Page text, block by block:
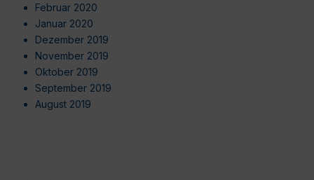
Februar 2020
Januar 2020
Dezember 2019
November 2019
Oktober 2019
September 2019
August 2019